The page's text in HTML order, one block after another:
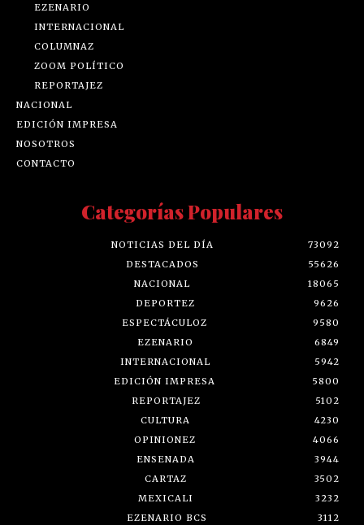
EZENARIO
INTERNACIONAL
COLUMNAZ
ZOOM POLÍTICO
REPORTAJEZ
NACIONAL
EDICIÓN IMPRESA
NOSOTROS
CONTACTO
Categorías Populares
NOTICIAS DEL DÍA
73092
DESTACADOS
55626
NACIONAL
18065
DEPORTEZ
9626
ESPECTÁCULOZ
9580
EZENARIO
6849
INTERNACIONAL
5942
EDICIÓN IMPRESA
5800
REPORTAJEZ
5102
CULTURA
4230
OPINIONEZ
4066
ENSENADA
3944
CARTAZ
3502
MEXICALI
3232
EZENARIO BCS
3112